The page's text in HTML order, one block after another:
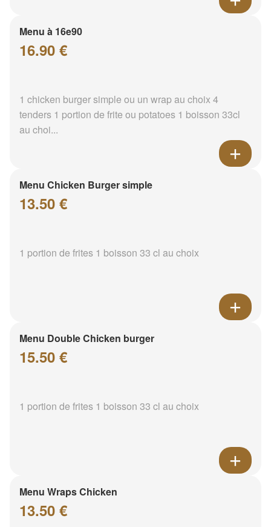
Menu à 16e90
16.90 €
1 chicken burger simple ou un wrap au choix 4
tenders 1 portion de frite ou potatoes 1 boisson 33cl
au choi...
Menu Chicken Burger simple
13.50 €
1 portion de frites 1 boisson 33 cl au choix
Menu Double Chicken burger
15.50 €
1 portion de frites 1 boisson 33 cl au choix
Menu Wraps Chicken
13.50 €